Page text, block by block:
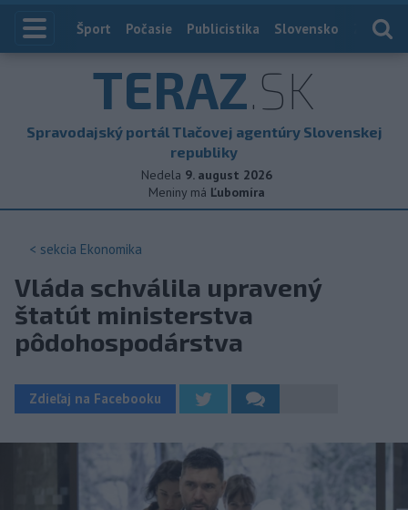
Index
Šport Počasie Publicistika Slovensko
TERAZ.SK
Spravodajský portál Tlačovej agentúry Slovenskej
republiky
Nedela 9. august 2026
Meniny má Ľubomíra
< sekcia Ekonomika
Vláda schválila upravený
štatút ministerstva
pôdohospodárstva
Zdieľaj na Facebooku